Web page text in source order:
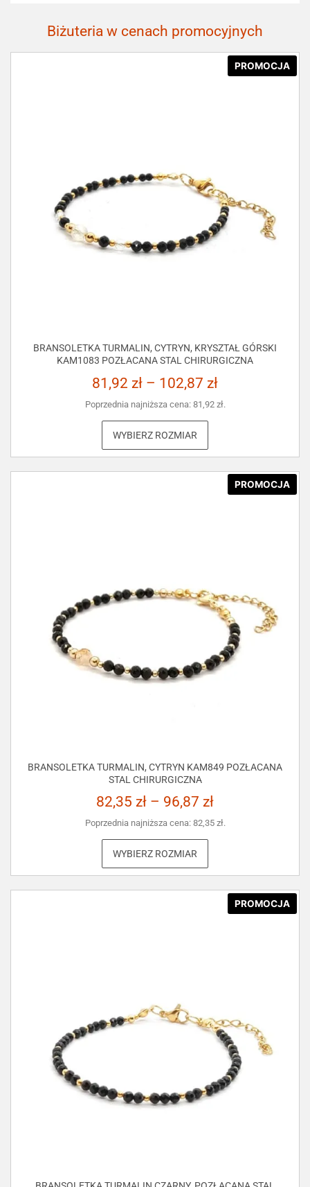
Biżuteria w cenach promocyjnych
PROMOCJA
BRANSOLETKA TURMALIN, CYTRYN, KRYSZTAŁ GÓRSKI
KAM1083 POZŁACANA STAL CHIRURGICZNA
81,92 zł – 102,87 zł
Poprzednia najniższa cena: 81,92 zł.
WYBIERZ ROZMIAR
PROMOCJA
BRANSOLETKA TURMALIN, CYTRYN KAM849 POZŁACANA
STAL CHIRURGICZNA
82,35 zł – 96,87 zł
Poprzednia najniższa cena: 82,35 zł.
WYBIERZ ROZMIAR
PROMOCJA